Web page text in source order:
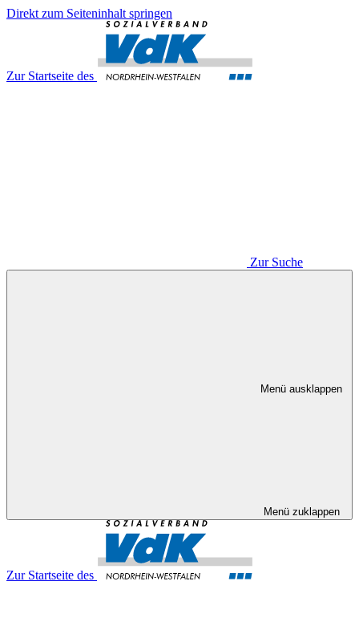
Direkt zum Seiteninhalt springen
Zur Startseite des
Zur Suche
Menü ausklappen
Menü zuklappen
Zur Startseite des